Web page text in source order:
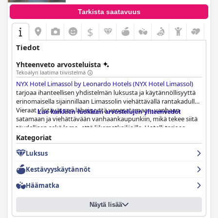
Tarkista saatavuus
$
Tiedot
Yhteenveto arvosteluista
Tekoälyn laatima tiivistelmä
NYX Hotel Limassol by Leonardo Hotels (NYX Hotel Limassol)
tarjoaa ihanteellisen yhdistelmän luksusta ja käytännöllisyyttä
erinomaisella sijainnillaan Limassolin viehättävällä rantakadulla.
Vieraat ylistävät sen läheisyyttä venesatamaan, vanhaan
satamaan ja viehättävään vanhaankaupunkiin, mikä tekee siitä
täydellisen sekä loma- että liikematkailijoille. Hotelli tarjoaa
upeat meri- ja kaupunkinäkymät huoneista ja kattobaarista ja -
altaalta, mikä parantaa yleistä oleskelukokemusta.
Monille kohokohta on poikkeuksellinen aamiainen, jota
kuvataan usein yhdeksi parhaista, monipuolisilla valikoimilla
tuoreita ja herkullisia vaihtoehtoja. Ruokailukokemusta
parantaa entisestään ruoan erinomainen laatu ja arvostettu
japanilainen keittiö, jota tarjoillaan kattoravintolassa.
Huolimatta muutamista pienistä kritiikeistä
ruokavaihtoehdoista ja palvelusta tietyillä alueilla, vieraat
Lue kaikkien luokkien arvostelujen yhteenvedot
Kategoriat
Luksus
Kestävyyskäytännöt
Häämatka
Näytä lisää